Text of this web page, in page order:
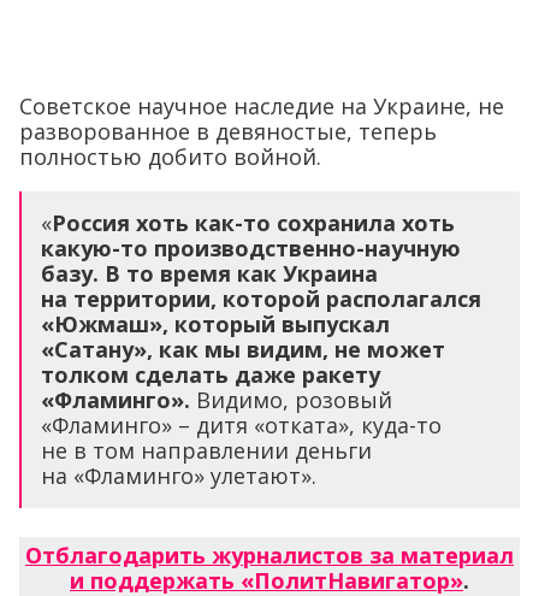
Советское научное наследие на Украине, не
разворованное в девяностые, теперь
полностью добито войной.
«Россия хоть как-то сохранила хоть
какую-то производственно-научную
базу. В то время как Украина
на территории, которой располагался
«Южмаш», который выпускал
«Сатану», как мы видим, не может
толком сделать даже ракету
«Фламинго». Видимо, розовый
«Фламинго» – дитя «отката», куда-то
не в том направлении деньги
на «Фламинго» улетают».
Отблагодарить журналистов за материал
и поддержать «ПолитНавигатор».